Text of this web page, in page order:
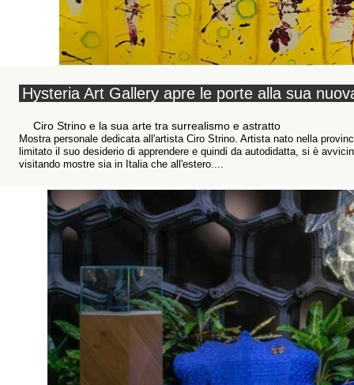
Hysteria Art Gallery apre le porte alla sua
Ciro Strino e la sua arte tra surrealismo e astratto
Mostra personale dedicata all'artista Ciro Strino. Artista nato nella
limitato il suo desiderio di apprendere e quindi da autodidatta, si è
visitando mostre sia in Italia che all'estero....